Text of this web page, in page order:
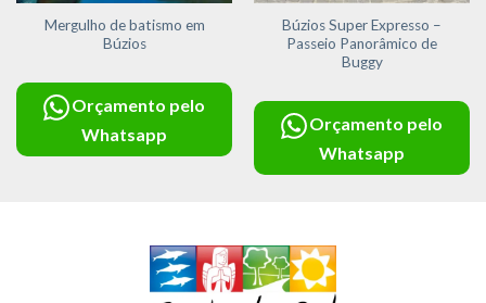
Mergulho de batismo em
Búzios
Orçamento pelo
Whatsapp
Búzios Super Expresso –
Passeio Panorâmico de
Buggy
Orçamento pelo
Whatsapp